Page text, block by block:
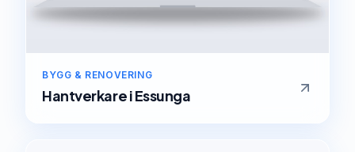
BYGG & RENOVERING
HantverkareiEssunga